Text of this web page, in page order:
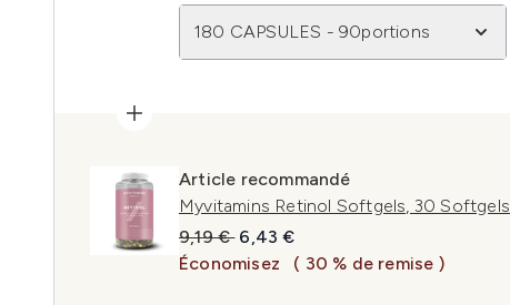
180 CAPSULES - 90portions
Article recommandé
Myvitamins Retinol Softgels, 30 Softgels
Prix de vente :
9,19 € Prix ​​actuel :
6,43 €
Économisez
( 30 % de remise )